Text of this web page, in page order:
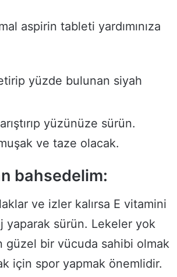
aspirin tableti yardımınıza
yüzde bulunan siyah
yüzünüze sürün.
ve taze olacak.
bahsedelim:
ve izler kalırsa E vitamini
yaparak sürün. Lekeler yok
güzel bir vücuda sahibi olmak
için spor yapmak önemlidir.